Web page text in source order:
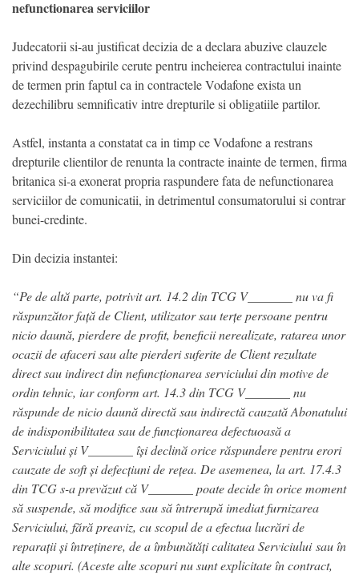
nefunctionarea serviciilor
Judecatorii si-au justificat decizia de a declara abuzive clauzele
privind despagubirile cerute pentru incheierea contractului inainte
de termen prin faptul ca in contractele Vodafone exista un
dezechilibru semnificativ intre drepturile si obligatiile partilor.
Astfel, instanta a constatat ca in timp ce Vodafone a restrans
drepturile clientilor de renunta la contracte inainte de termen, firma
britanica si-a exonerat propria raspundere fata de nefunctionarea
serviciilor de comunicatii, in detrimentul consumatorului si contrar
bunei-credinte.
Din decizia instantei:
“Pe de altă parte, potrivit art. 14.2 din TCG V_______ nu va fi
răspunzător față de Client, utilizator sau terțe persoane pentru
nicio daună, pierdere de profit, beneficii nerealizate, ratarea unor
ocazii de afaceri sau alte pierderi suferite de Client rezultate
direct sau indirect din nefuncționarea serviciului din motive de
ordin tehnic, iar conform art. 14.3 din TCG V_______ nu
răspunde de nicio daună directă sau indirectă cauzată Abonatului
de indisponibilitatea sau de funcționarea defectuoasă a
Serviciului și V_______ își declină orice răspundere pentru erori
cauzate de soft și defecțiuni de rețea. De asemenea, la art. 17.4.3
din TCG s-a prevăzut că V_______ poate decide în orice moment
să suspende, să modifice sau să întrerupă imediat furnizarea
Serviciului, fără preaviz, cu scopul de a efectua lucrări de
reparații și întreținere, de a îmbunătăți calitatea Serviciului sau în
alte scopuri. (Aceste alte scopuri nu sunt explicitate în contract,